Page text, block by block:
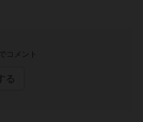
コメント
る